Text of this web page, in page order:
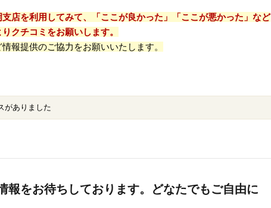
店を利用してみて、「ここが良かった」「ここが悪かった」など
クチコミをお願いします。
報提供のご協力をお願いいたします。
がありました
報をお待ちしております。どなたでもご自由に